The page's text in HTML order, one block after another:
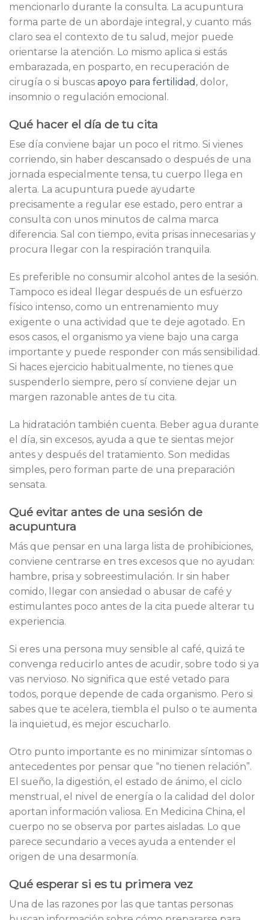
mencionarlo durante la consulta. La acupuntura
forma parte de un abordaje integral, y cuanto más
claro sea el contexto de tu salud, mejor puede
orientarse la atención. Lo mismo aplica si estás
embarazada, en posparto, en recuperación de
cirugía o si buscas apoyo para fertilidad , dolor,
insomnio o regulación emocional.
Qué hacer el día de tu cita
Ese día conviene bajar un poco el ritmo. Si vienes
corriendo, sin haber descansado o después de una
jornada especialmente tensa, tu cuerpo llega en
alerta. La acupuntura puede ayudarte
precisamente a regular ese estado, pero entrar a
consulta con unos minutos de calma marca
diferencia. Sal con tiempo, evita prisas innecesarias y
procura llegar con la respiración tranquila.
Es preferible no consumir alcohol antes de la sesión.
Tampoco es ideal llegar después de un esfuerzo
físico intenso, como un entrenamiento muy
exigente o una actividad que te deje agotado. En
esos casos, el organismo ya viene bajo una carga
importante y puede responder con más sensibilidad.
Si haces ejercicio habitualmente, no tienes que
suspenderlo siempre, pero sí conviene dejar un
margen razonable antes de tu cita.
La hidratación también cuenta. Beber agua durante
el día, sin excesos, ayuda a que te sientas mejor
antes y después del tratamiento. Son medidas
simples, pero forman parte de una preparación
sensata.
Qué evitar antes de una sesión de
acupuntura
Más que pensar en una larga lista de prohibiciones,
conviene centrarse en tres excesos que no ayudan:
hambre, prisa y sobreestimulación. Ir sin haber
comido, llegar con ansiedad o abusar de café y
estimulantes poco antes de la cita puede alterar tu
experiencia.
Si eres una persona muy sensible al café, quizá te
convenga reducirlo antes de acudir, sobre todo si ya
vas nervioso. No significa que esté vetado para
todos, porque depende de cada organismo. Pero si
sabes que te acelera, tiembla el pulso o te aumenta
la inquietud, es mejor escucharlo.
Otro punto importante es no minimizar síntomas o
antecedentes por pensar que “no tienen relación”.
El sueño, la digestión, el estado de ánimo, el ciclo
menstrual, el nivel de energía o la calidad del dolor
aportan información valiosa. En Medicina China, el
cuerpo no se observa por partes aisladas. Lo que
parece secundario a veces ayuda a entender el
origen de una desarmonía.
Qué esperar si es tu primera vez
Una de las razones por las que tantas personas